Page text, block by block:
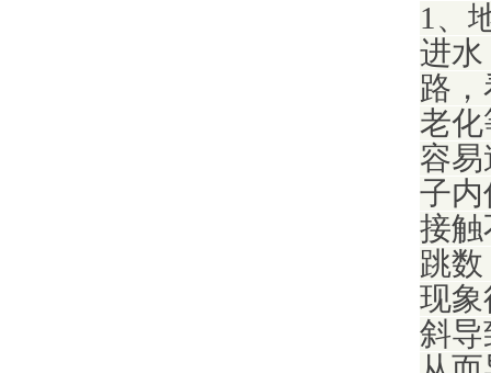
1、
进水
路
老化
容
子内
接触
跳
现象
斜导